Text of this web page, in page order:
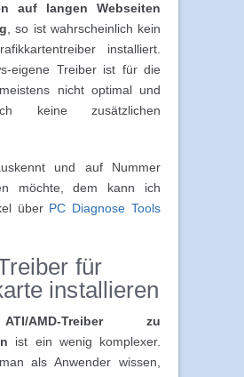
auf langen Webseiten
, so ist wahrscheinlich kein
installiert.
eigene Treiber ist für die
nicht optimal und
keine zusätzlichen
und auf Nummer
möchte, dem kann ich
über PC Diagnose Tools
für
installieren
ATI/AMD-Treiber zu
ist ein wenig komplexer.
als Anwender wissen,